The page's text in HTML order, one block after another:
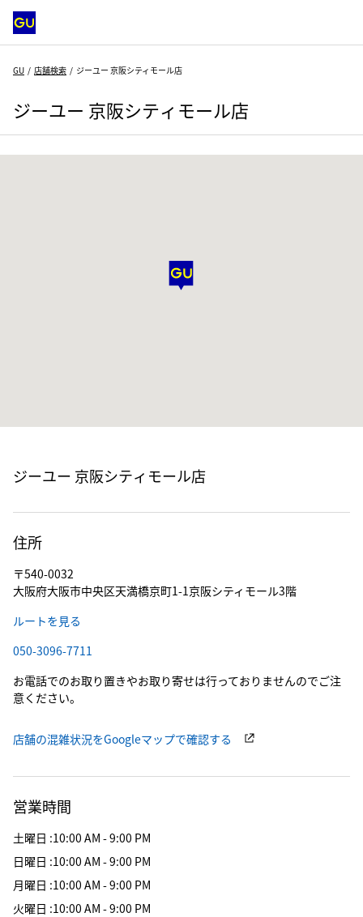
GU 店舗検索 ジーユー 京阪シティモール店
ジーユー 京阪シティモール店
ジーユー 京阪シティモール店
住所
〒540-0032
大阪府大阪市中央区天満橋京町1-1京阪シティモール3階
ルートを見る
050-3096-7711
お電話でのお取り置きやお取り寄せは行っておりませんのでご注
意ください。
店舗の混雑状況をGoogleマップで確認する
営業時間
土曜日 :10:00 AM - 9:00 PM
日曜日 :10:00 AM - 9:00 PM
月曜日 :10:00 AM - 9:00 PM
火曜日 :10:00 AM - 9:00 PM